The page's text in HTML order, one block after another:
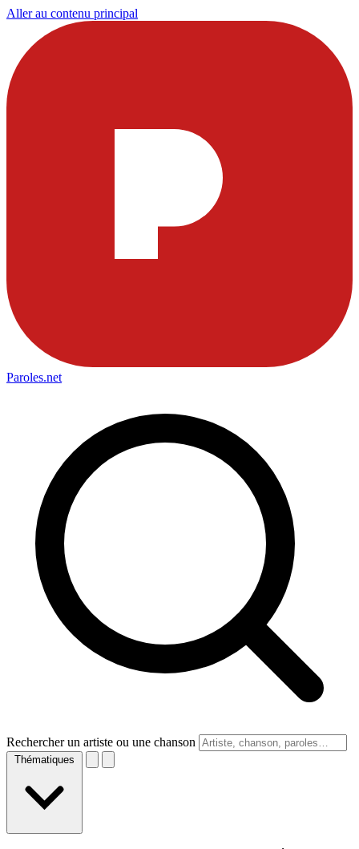
Aller au contenu principal
Paroles.net
Rechercher un artiste ou une chanson
Thématiques